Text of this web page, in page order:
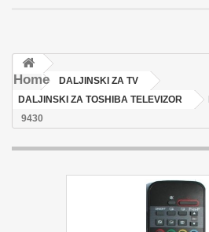
Home
DALJINSKI ZA TV
DALJINSKI ZA TOSHIBA TELEVIZOR
9430